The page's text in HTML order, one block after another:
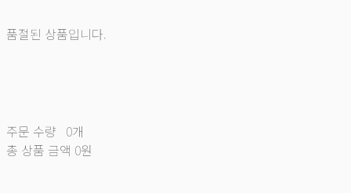
품절된 상품입니다.
주문 수량 0개
총 상품 금액 0원